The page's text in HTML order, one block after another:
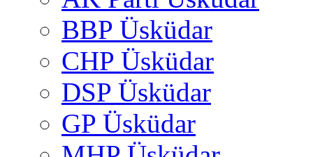
BBP Üsküdar
CHP Üsküdar
DSP Üsküdar
GP Üsküdar